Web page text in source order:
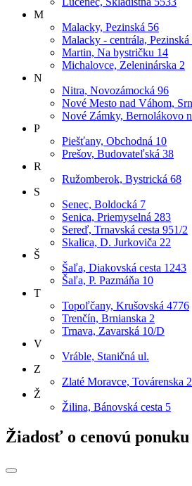
M
Malacky, Pezinská 56
Malacky - centrála, Pezinská
Martin, Na bystričku 14
Michalovce, Zeleninárska 2
N
Nitra, Novozámocká 96
Nové Mesto nad Váhom,
Nové Zámky, Bernolákovo
P
Piešťany, Obchodná 10
Prešov, Budovateľská 38
R
Ružomberok, Bystrická 68
S
Senec, Boldocká 7
Senica, Priemyselná 283
Sereď, Trnavská cesta 951/2
Skalica, D. Jurkoviča 22
Š
Šaľa, Diakovská cesta 1243
Šaľa, P. Pazmáňa 10
T
Topoľčany, Krušovská 4776
Trenčín, Brnianska 2
Trnava, Zavarská 10/D
V
Vráble, Staničná ul.
Z
Zlaté Moravce, Továrenska
Ž
Žilina, Bánovská cesta 5
Žiadosť o cenovú ponuku